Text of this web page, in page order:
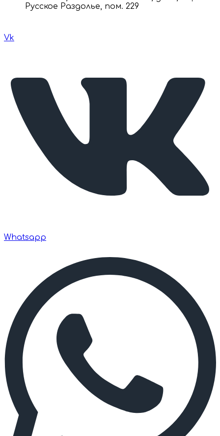
Русское Раздолье, пом. 229
Vk
Whatsapp